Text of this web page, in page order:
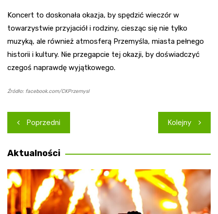
Koncert to doskonała okazja, by spędzić wieczór w
towarzystwie przyjaciół i rodziny, ciesząc się nie tylko
muzyką, ale również atmosferą Przemyśla, miasta pełnego
historii i kultury. Nie przegapcie tej okazji, by doświadczyć
czegoś naprawdę wyjątkowego.
Źródło: facebook.com/CKPrzemysl
Nawigacja
wpisu
Poprzedni Kolejny
Aktualności